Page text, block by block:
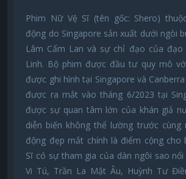
Phim Nữ Vệ Sĩ (tên gốc: Shero)
động do Singapore sản xuất dưới ngòi
Lâm Cẩm Lan và sự chỉ đạo của đạo
Linh. Bộ phim được đầu tư quy mô
được ghi hình tại Singapore và
được ra mắt vào tháng 6/2023 tại
được sự quan tâm lớn của khán giả
diễn biến không thể lường trước cùng
động đẹp mắt chính là điểm cộng cho
Sĩ có sự tham gia của dàn ngôi sao
Vi Tú, Trần La Mật Âu, Huỳnh Tư